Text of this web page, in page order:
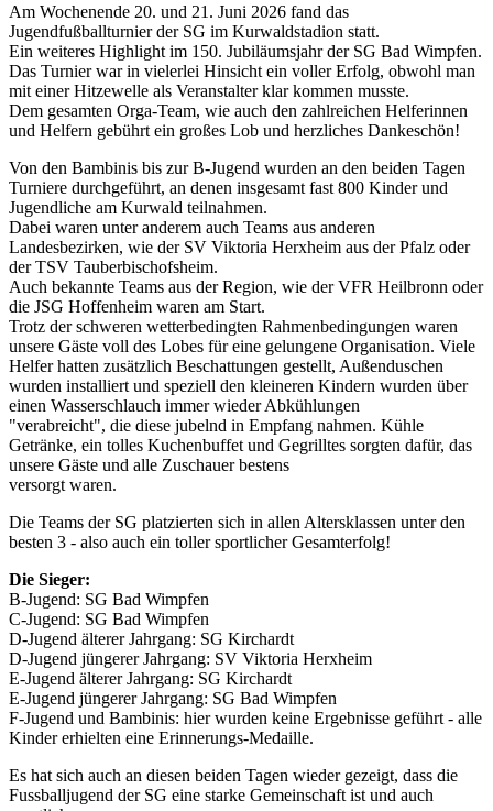
Am Wochenende 20. und 21. Juni 2026 fand das
Jugendfußballturnier der SG im Kurwaldstadion statt.
Ein weiteres Highlight im 150. Jubiläumsjahr der SG Bad Wimpfen.
Das Turnier war in vielerlei Hinsicht ein voller Erfolg, obwohl man
mit einer Hitzewelle als Veranstalter klar kommen musste.
Dem gesamten Orga-Team, wie auch den zahlreichen Helferinnen
und Helfern gebührt ein großes Lob und herzliches Dankeschön!
Von den Bambinis bis zur B-Jugend wurden an den beiden Tagen
Turniere durchgeführt, an denen insgesamt fast 800 Kinder und
Jugendliche am Kurwald teilnahmen.
Dabei waren unter anderem auch Teams aus anderen
Landesbezirken, wie der SV Viktoria Herxheim aus der Pfalz oder
der TSV Tauberbischofsheim.
Auch bekannte Teams aus der Region, wie der VFR Heilbronn oder
die JSG Hoffenheim waren am Start.
Trotz der schweren wetterbedingten Rahmenbedingungen waren
unsere Gäste voll des Lobes für eine gelungene Organisation. Viele
Helfer hatten zusätzlich Beschattungen gestellt, Außenduschen
wurden installiert und speziell den kleineren Kindern wurden über
einen Wasserschlauch immer wieder Abkühlungen
"verabreicht", die diese jubelnd in Empfang nahmen. Kühle
Getränke, ein tolles Kuchenbuffet und Gegrilltes sorgten dafür, das
unsere Gäste und alle Zuschauer bestens
versorgt waren.
Die Teams der SG platzierten sich in allen Altersklassen unter den
besten 3 - also auch ein toller sportlicher Gesamterfolg!
Die Sieger:
B-Jugend: SG Bad Wimpfen
C-Jugend: SG Bad Wimpfen
D-Jugend älterer Jahrgang: SG Kirchardt
D-Jugend jüngerer Jahrgang: SV Viktoria Herxheim
E-Jugend älterer Jahrgang: SG Kirchardt
E-Jugend jüngerer Jahrgang: SG Bad Wimpfen
F-Jugend und Bambinis: hier wurden keine Ergebnisse geführt - alle
Kinder erhielten eine Erinnerungs-Medaille.
Es hat sich auch an diesen beiden Tagen wieder gezeigt, dass die
Fussballjugend der SG eine starke Gemeinschaft ist und auch